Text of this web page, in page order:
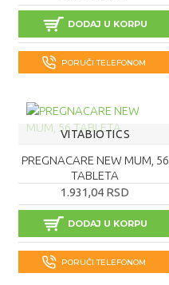
DODAJ U KORPU
PORUČI TELEFONOM
VITABIOTICS
PREGNACARE NEW MUM, 56
TABLETA
1.931,04 RSD
DODAJ U KORPU
PORUČI TELEFONOM